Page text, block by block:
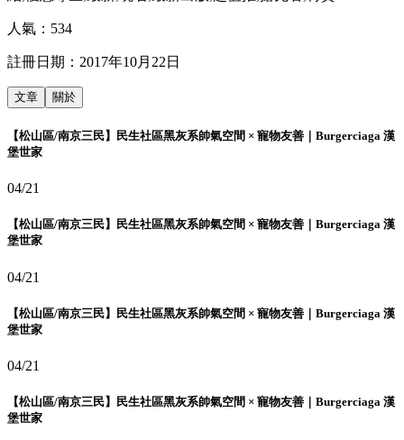
人氣： 534
註冊日期： 2017年10月22日
文章 關於
【松山區/南京三民】民生社區黑灰系帥氣空間 × 寵物友善｜Burgerciaga 漢
堡世家
04/21
【松山區/南京三民】民生社區黑灰系帥氣空間 × 寵物友善｜Burgerciaga 漢
堡世家
04/21
【松山區/南京三民】民生社區黑灰系帥氣空間 × 寵物友善｜Burgerciaga 漢
堡世家
04/21
【松山區/南京三民】民生社區黑灰系帥氣空間 × 寵物友善｜Burgerciaga 漢
堡世家